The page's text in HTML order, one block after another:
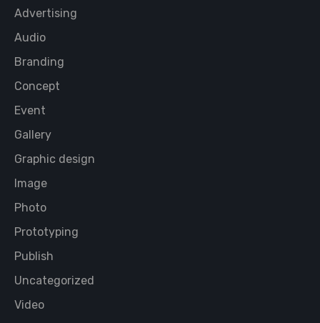
Advertising
Audio
Branding
Concept
Event
Gallery
Graphic design
Image
Photo
Prototyping
Publish
Uncategorized
Video